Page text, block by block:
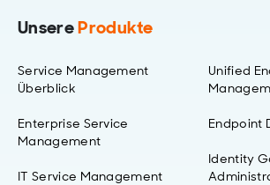
UnsereProdukte
Service Management
Überblick
Enterprise Service
Management
IT Service Management
Unified
Endpoint
Identity